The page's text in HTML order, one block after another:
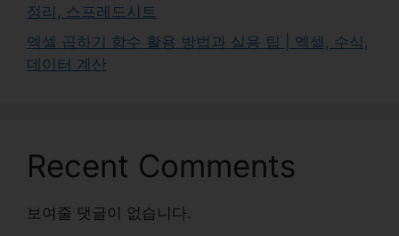
정리, 스프레드시트
엑셀 곱하기 함수 활용 방법과 실용 팁 | 엑셀, 수식,
데이터 계산
Recent Comments
보여줄 댓글이 없습니다.